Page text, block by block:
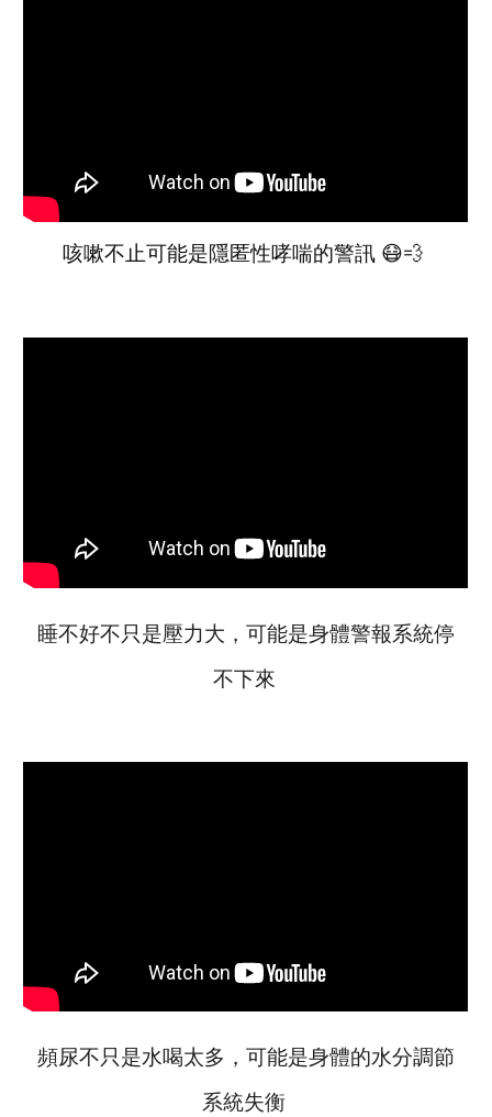
咳嗽不止可能是隱匿性哮喘的警訊 😷💨
睡不好不只是壓力大，可能是身體警報系統停
不下來
頻尿不只是水喝太多，可能是身體的水分調節
系統失衡